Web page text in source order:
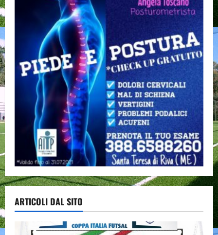
ARTICOLI DAL SITO